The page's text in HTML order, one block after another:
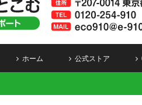
ホーム 公式ストア